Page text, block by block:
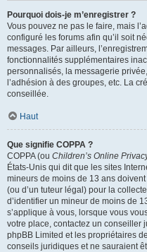
Pourquoi dois-je m’enregistrer ?
Vous pouvez ne pas le faire, mais
configuré les forums afin qu’il soit
messages. Par ailleurs,
fonctionnalités supplémentaires
personnalisés, la messagerie
l’adhésion à des groupes, etc. La
conseillée.
Haut
Que signifie COPPA ?
COPPA (ou Children’s Online
États-Unis qui dit que les sites
mineurs de moins de 13 ans
(ou d’un tuteur légal) pour la
d’identifier un mineur de moins de
s’applique à vous, lorsque vous
votre place, contactez un conseiller
phpBB Limited et les propriétaires
conseils juridiques et ne sauraient